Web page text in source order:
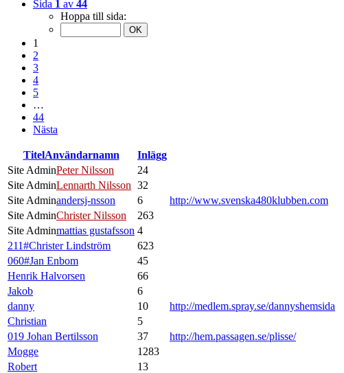
Sida 1 av 44
Hoppa till sida:
1
2
3
4
5
…
44
Nästa
TitelAnvändarnamn Inlägg
Site AdminPeter Nilsson 24
Site AdminLennarth Nilsson 32
Site Adminandersj-nsson 6 http://www.svenska480klubben.com
Site AdminChrister Nilsson 263
Site Adminmattias gustafsson 4
211#Christer Lindström
623
060#Jan Enbom
45
Henrik Halvorsen
66
Jakob
6
danny
10 http://medlem.spray.se/dannyshemsida
Christian
5
019 Johan Bertilsson
37 http://hem.passagen.se/plisse/
Mogge
1283
Robert
13